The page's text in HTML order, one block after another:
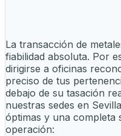
La transacción de
fiabilidad absoluta. Por
dirigirse a oficinas
preciso de tus
debajo de su tasación
nuestras sedes en
óptimas y una completa
operación: